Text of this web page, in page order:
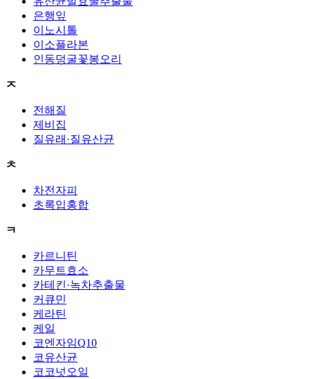
은행잎
이노시톨
이소플라본
인동덩굴꽃봉오리
ㅈ
전해질
제비집
질유래·질유산균
ㅊ
차전자피
초록입홍합
ㅋ
카르니틴
카무트효소
카테킨·녹차추출물
커큐민
케라틴
케일
코엔자임Q10
코유산균
코코넛오일